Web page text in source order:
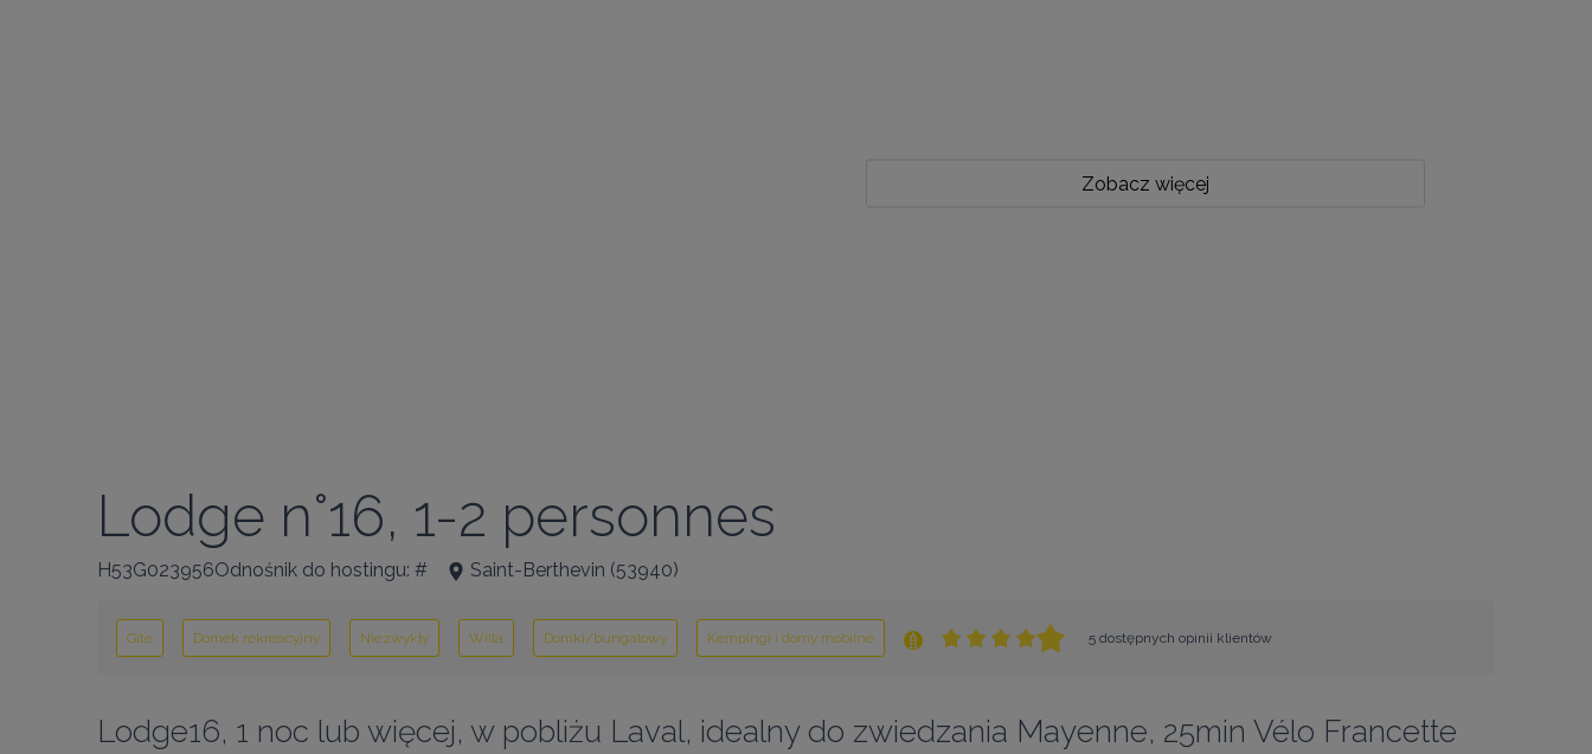
Zobacz więcej
Lodge n°16, 1-2 personnes
H53G023956Odnośnik do hostingu: # Saint-Berthevin (53940)
Gîte Domek rekreacyjny Niezwykły Willa Domki/bungalowy Kempingi i domy mobilne 5 dostępnych opinii klientów
Lodge16, 1 noc lub więcej, w pobliżu Laval, idealny do zwiedzania Mayenne, 25min Vélo Francette